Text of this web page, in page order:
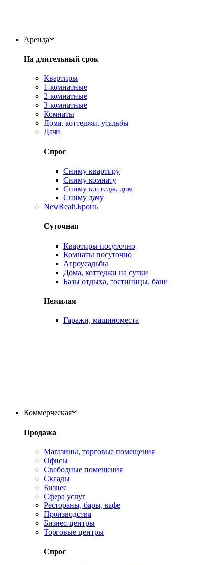
Аренда
На длительный срок
Квартиры
1-комнатные
2-комнатные
3-комнатные
Комнаты
Дома, коттеджи, усадьбы
Дачи
Спрос
Сниму квартиру
Сниму комнату
Сниму коттедж, дом
Сниму дачу
NewRealt.Бронь
Суточная
Квартиры посуточно
Комнаты посуточно
Агроусадьбы
Дома, коттеджи на сутки
Базы отдыха, гостиницы, бани
Нежилая
Гаражи, машиноместа
Коммерческая
Продажа
Магазины, торговые помещения
Офисы
Свободные помещения
Склады
Бизнес
Сфера услуг
Рестораны, бары, кафе
Производства
Бизнес-центры
Торговые центры
Спрос